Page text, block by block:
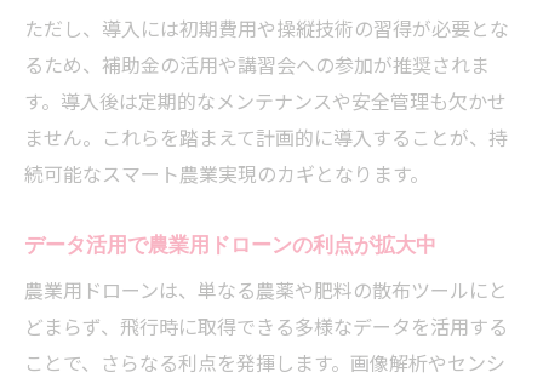
ただし、導入には初期費用や操縦技術の習得が必要とな
るため、補助金の活用や講習会への参加が推奨されま
す。導入後は定期的なメンテナンスや安全管理も欠かせ
ません。これらを踏まえて計画的に導入することが、持
続可能なスマート農業実現のカギとなります。
データ活用で農業用ドローンの利点が拡大中
農業用ドローンは、単なる農薬や肥料の散布ツールにと
どまらず、飛行時に取得できる多様なデータを活用する
ことで、さらなる利点を発揮します。画像解析やセンシ